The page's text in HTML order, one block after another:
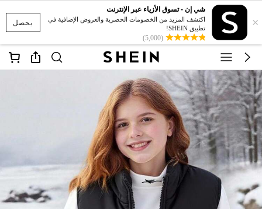
يحصل ×
شي إن - تسوق الأزياء عبر الإنترنت
اكتشف المزيد من الخصومات الحصرية والعروض الإضافية في
تطبيق SHEIN!
(5,000)